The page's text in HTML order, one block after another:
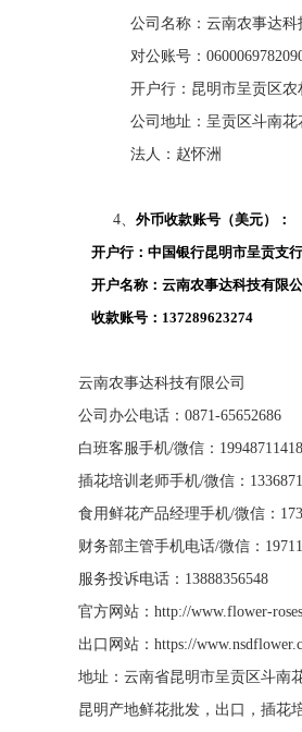
公司名称：云南农事达科
对公账号：
开户行：昆明市呈贡区农村
公司地址：呈贡区斗南花花
法人：赵怀洲
4、 外币收款账号（美元）：
开户行：中国银行昆明市呈贡支行
开户名称：云南农事达科技有限
收款账号：137289623274
云南农事达科技有限公司
公司办公电话：0871-65652686
白班客服手机/微信：19948711418
插花培训老师手机/微信：
食用鲜花产品经理手机/微信：
财务部主管手机电话/微信：
服务投诉电话：13888356548
官方网站：http://www.flower-
出口网站：https://
地址：云南省昆明市呈贡区斗南
昆明产地鲜花批发，出口，插花